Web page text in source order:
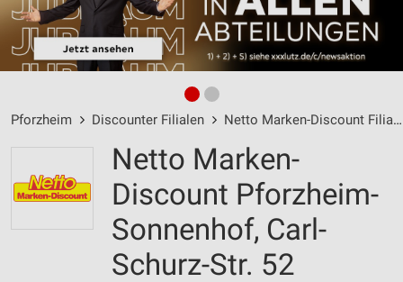
Pforzheim Discounter Filialen Netto Marken-Discount Filialen
Netto Marken-
Discount Pforzheim-
Sonnenhof, Carl-
Schurz-Str. 52